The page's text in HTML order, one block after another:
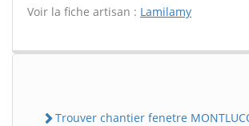
Voir la fiche artisan : Lamilamy
Trouver chantier fenetre